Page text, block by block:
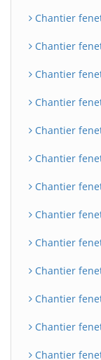
Chantier
Chantier
Chantier
Chantier
Chantier
Chantier
Chantier
Chantier
Chantier
Chantier
Chantier
Chantier
Chantier
B
B